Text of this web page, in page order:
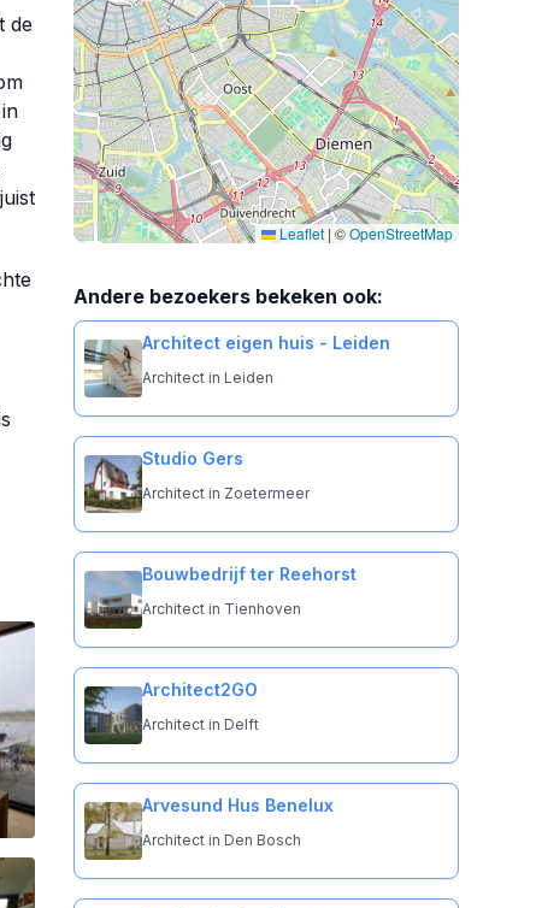
de
Leaflet | ©OpenStreetMap
Andere bezoekers bekeken ook:
Architect eigen huis - Leiden
Architect in Leiden
Studio Gers
Architect in Zoetermeer
Bouwbedrijf ter Reehorst
Architect in Tienhoven
Architect2GO
Architect in Delft
Arvesund Hus Benelux
Architect in Den Bosch